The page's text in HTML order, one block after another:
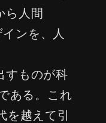
ら人間
ンを、人
すものが科
ある。これ
を越えて引